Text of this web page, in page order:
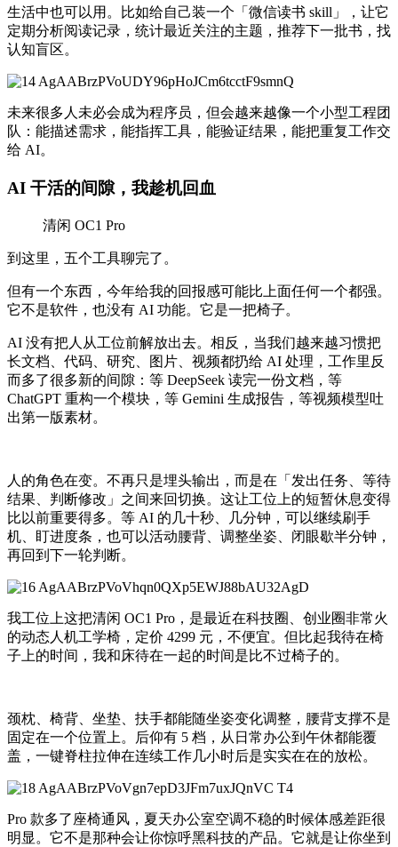
生活中也可以用。比如给自己装一个「微信读书 skill」，让它
定期分析阅读记录，统计最近关注的主题，推荐下一批书，找
认知盲区。
未来很多人未必会成为程序员，但会越来越像一个小型工程团
队：能描述需求，能指挥工具，能验证结果，能把重复工作交
给 AI。
AI 干活的间隙，我趁机回血
清闲 OC1 Pro
到这里，五个工具聊完了。
但有一个东西，今年给我的回报感可能比上面任何一个都强。
它不是软件，也没有 AI 功能。它是一把椅子。
AI 没有把人从工位前解放出去。相反，当我们越来越习惯把
长文档、代码、研究、图片、视频都扔给 AI 处理，工作里反
而多了很多新的间隙：等 DeepSeek 读完一份文档，等
ChatGPT 重构一个模块，等 Gemini 生成报告，等视频模型吐
出第一版素材。
人的角色在变。不再只是埋头输出，而是在「发出任务、等待
结果、判断修改」之间来回切换。这让工位上的短暂休息变得
比以前重要得多。等 AI 的几十秒、几分钟，可以继续刷手
机、盯进度条，也可以活动腰背、调整坐姿、闭眼歇半分钟，
再回到下一轮判断。
我工位上这把清闲 OC1 Pro，是最近在科技圈、创业圈非常火
的动态人机工学椅，定价 4299 元，不便宜。但比起我待在椅
子上的时间，我和床待在一起的时间是比不过椅子的。
颈枕、椅背、坐垫、扶手都能随坐姿变化调整，腰背支撑不是
固定在一个位置上。后仰有 5 档，从日常办公到午休都能覆
盖，一键脊柱拉伸在连续工作几小时后是实实在在的放松。
Pro 款多了座椅通风，夏天办公室空调不稳的时候体感差距很
明显。它不是那种会让你惊呼黑科技的产品。它就是让你坐到